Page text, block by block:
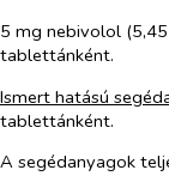
5 mg nebivolol
tablettánként.
Ismert hatású
tablettánként.
A segédanyagok